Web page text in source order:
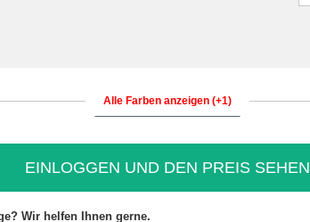
Alle Farben anzeigen (+1)
EINLOGGEN UND DEN PREIS SEHEN
Wir helfen Ihnen gerne.